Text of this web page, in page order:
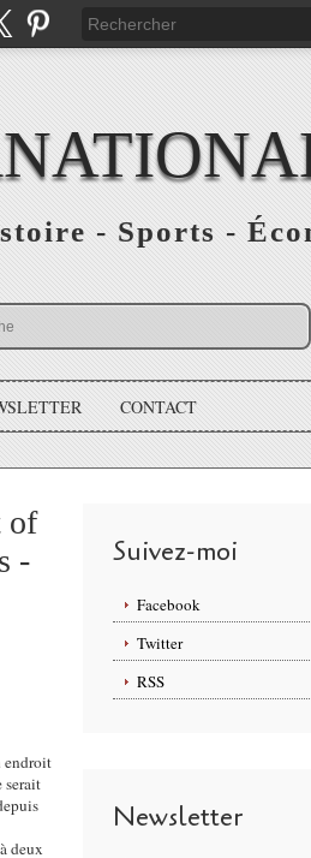
- Sports -
CONTACT
of
-
endroit
serait
deux
Suivez-moi
Facebook
Twitter
RSS
Newsletter